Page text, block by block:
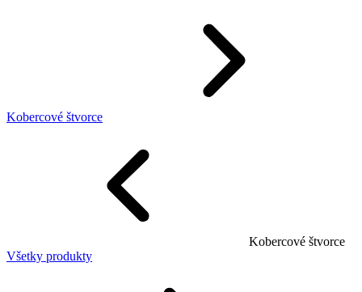
Kobercové štvorce
Kobercové štvorce
Všetky produkty